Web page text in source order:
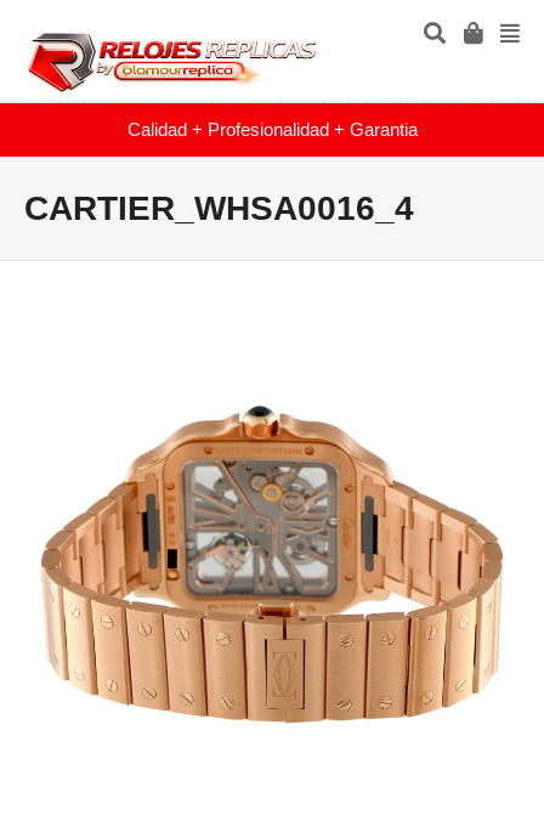
Calidad + Profesionalidad + Garantia
CARTIER_WHSA0016_4